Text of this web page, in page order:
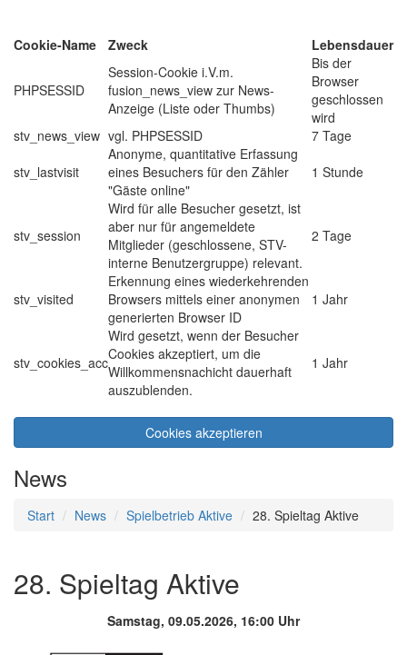
Cookie-Name Zweck Lebensdauer
PHPSESSID
Session-Cookie i.V.m.
fusion_news_view zur News-
Anzeige (Liste oder Thumbs)
Bis der
Browser
geschlossen
wird
stv_news_view vgl. PHPSESSID
7 Tage
stv_lastvisit
Anonyme, quantitative Erfassung
eines Besuchers für den Zähler
"Gäste online"
1 Stunde
stv_session
Wird für alle Besucher gesetzt, ist
aber nur für angemeldete
Mitglieder (geschlossene, STV-
interne Benutzergruppe) relevant.
2 Tage
stv_visited
Erkennung eines wiederkehrenden
Browsers mittels einer anonymen
generierten Browser ID
1 Jahr
stv_cookies_acc
Wird gesetzt, wenn der Besucher
Cookies akzeptiert, um die
Willkommensnachicht dauerhaft
auszublenden.
1 Jahr
Cookies akzeptieren
News
Start News Spielbetrieb Aktive 28. Spieltag Aktive
28. Spieltag Aktive
Samstag, 09.05.2026, 16:00 Uhr